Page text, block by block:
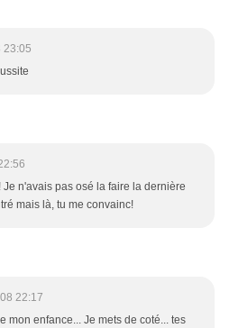
23:05
Je n'avais pas osé la faire la dernière
mais là, tu me convainc!
22:17
mon enfance... Je mets de coté... tes